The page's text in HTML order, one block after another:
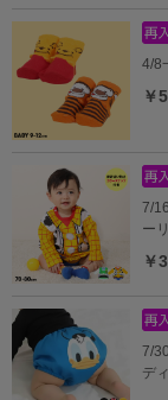
4/8
￥
7/
ー
￥
7/
デ